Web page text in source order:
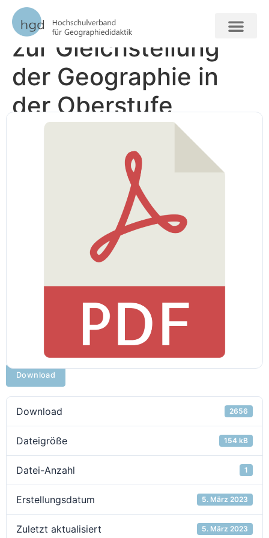
Handreichung: Pitch
zur Gleichstellung
der Geographie in
der Oberstufe
Download
Download 2656
Dateigröße 154 kB
Datei-Anzahl 1
Erstellungsdatum 5. März 2023
Zuletzt aktualisiert 5. März 2023